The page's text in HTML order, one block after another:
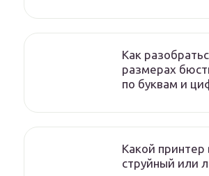
Как
размерах
по буквам и
Какой принтер
струйный или